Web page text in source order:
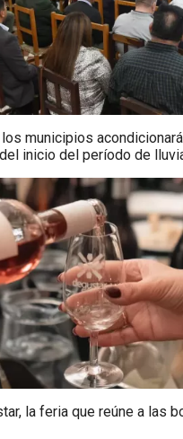
los municipios
inicio del período de
la feria que reúne a las